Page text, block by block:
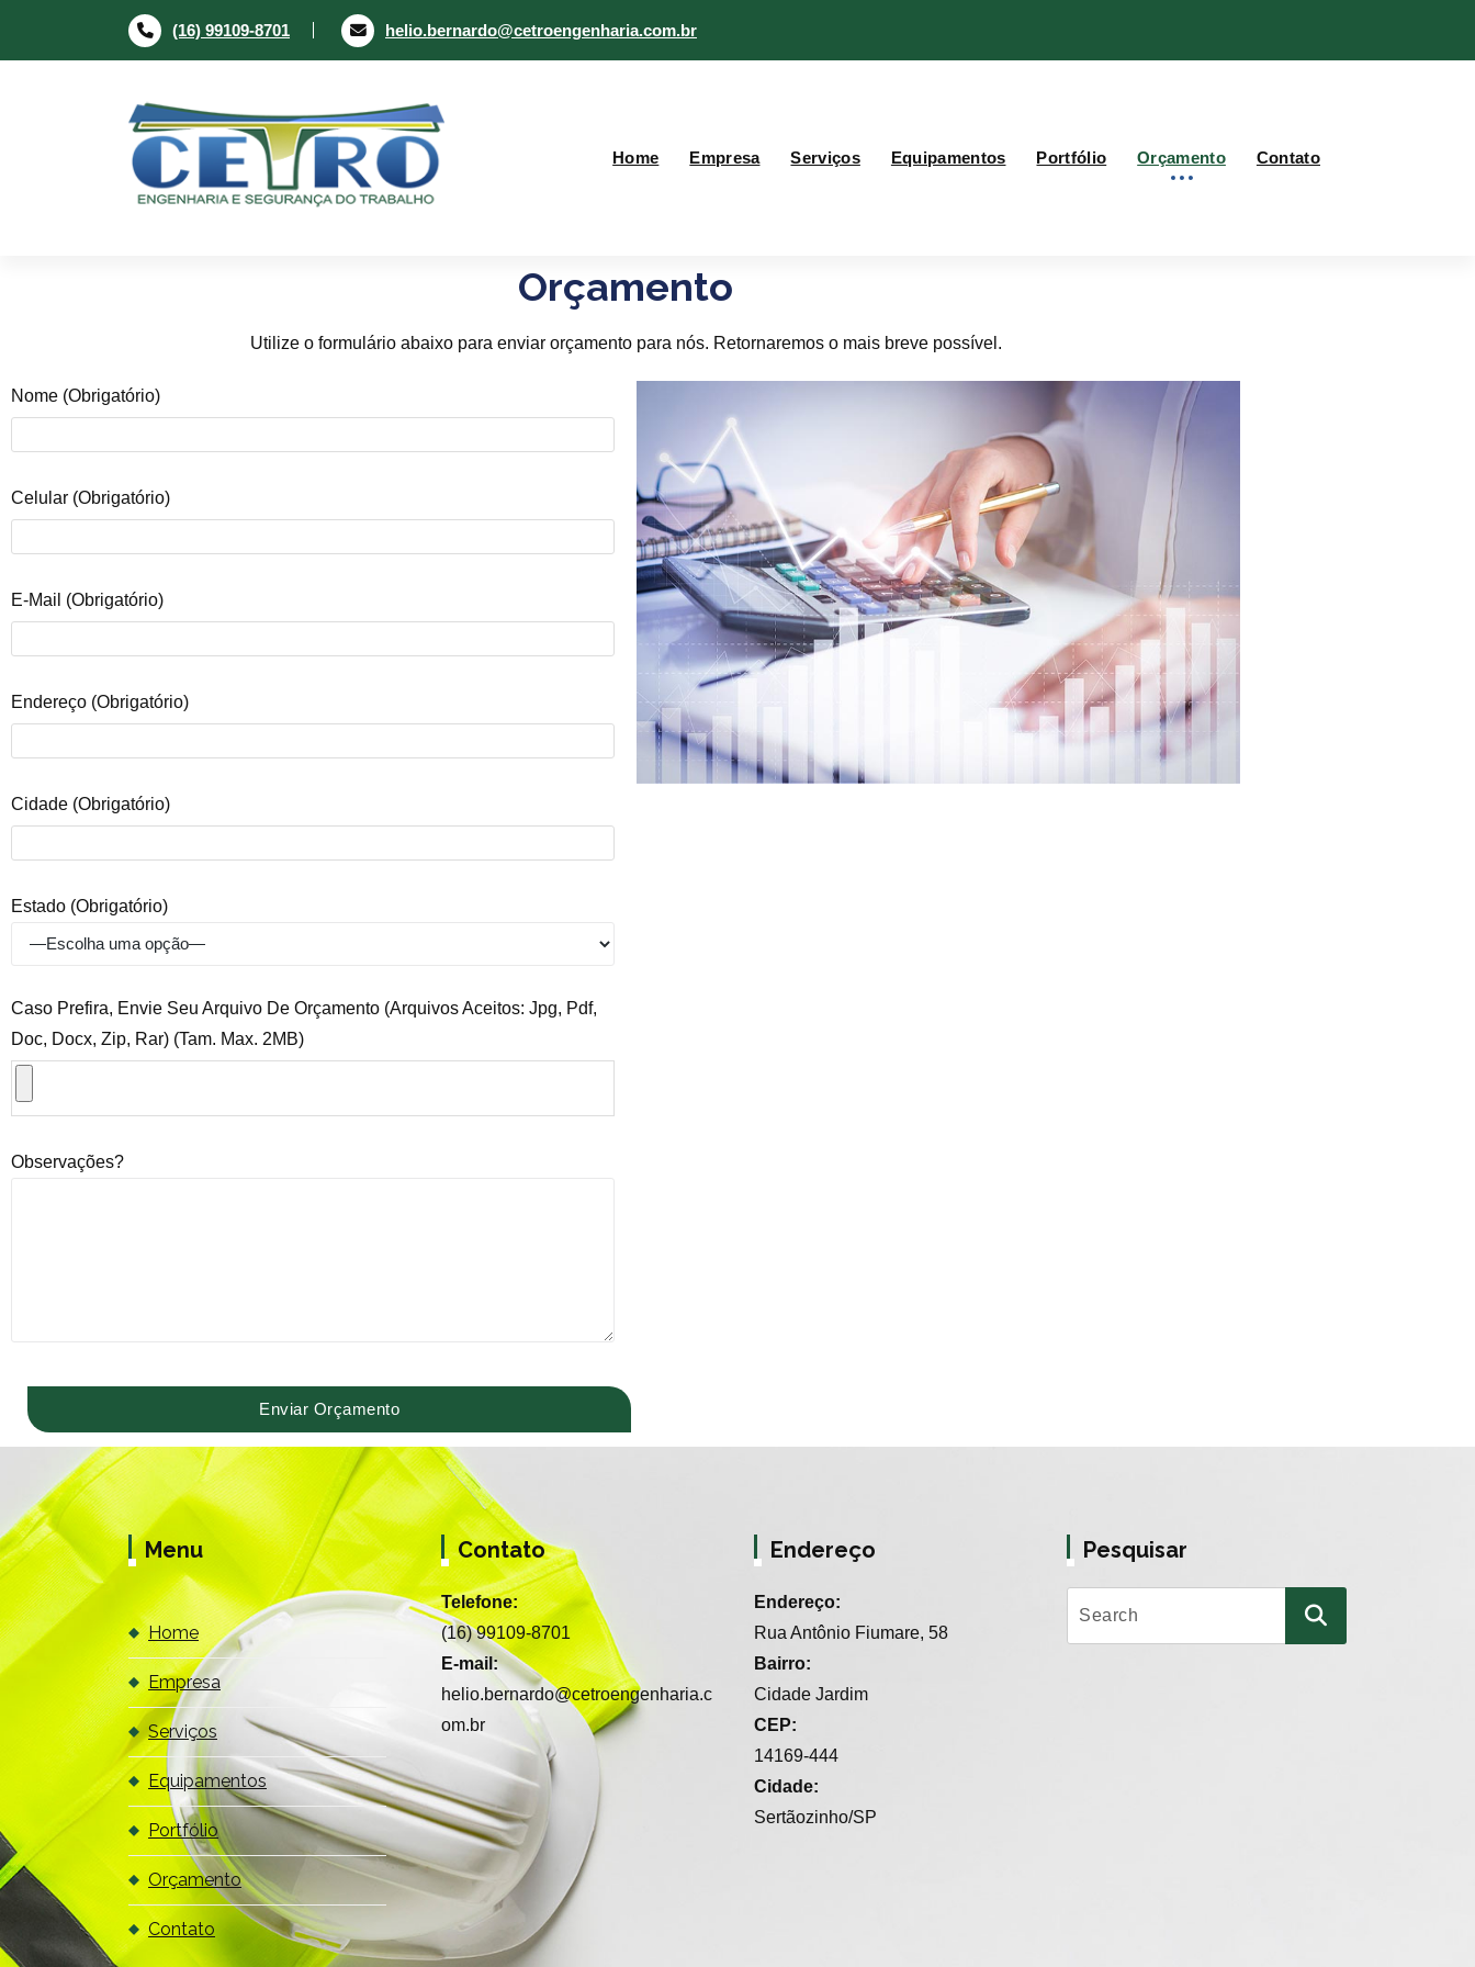
(16) 99109-8701 helio.bernardo@cetroengenharia.com.br
Home Empresa Serviços Equipamentos Portfólio Orçamento Contato
Orçamento
Utilize o formulário abaixo para enviar orçamento para nós. Retornaremos o mais breve possível.
Nome (obrigatório)
Celular (obrigatório)
E-Mail (obrigatório)
Endereço (obrigatório)
Cidade (obrigatório)
Estado (obrigatório)
Caso Prefira, Envie Seu Arquivo De Orçamento (Arquivos Aceitos: Jpg, Pdf,
Doc, Docx, Zip, Rar) (Tam. Max. 2MB)
Observações?
Menu
Home
Empresa
Serviços
Equipamentos
Portfólio
Orçamento
Contato
Contato
Telefone:
(16) 99109-8701
E-mail:
helio.bernardo@cetroengenharia.c
om.br
Endereço
Endereço:
Rua Antônio Fiumare, 58
Bairro:
Cidade Jardim
CEP:
14169-444
Cidade:
Sertãozinho/SP
Pesquisar